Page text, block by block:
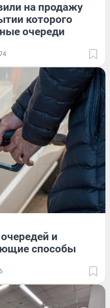
на продажу
которого
очереди
и
способы